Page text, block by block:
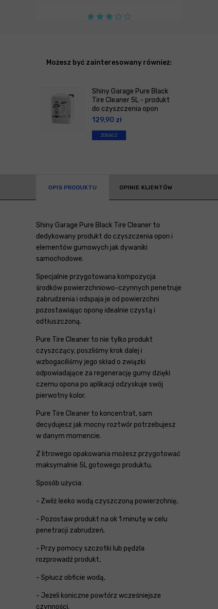
Możesz być zainteresowany również:
Shiny Garage Pure Black
Tire Cleaner 5L - produkt
do czyszczenia opon
129,90 zł
ZOBACZ
OPIS PRODUKTU OPINIE KLIENTÓW
Shiny Garage Pure Black Tire Cleaner to
dedykowany produkt do czyszczenia opon i
elementów gumowych jak dywaniki
samochodowe.
Specjalnie przygotowana kompozycja
środków powierzchniowo-czynnych penetruje
zabrudzenia i odspaja je od powierzchni
pozostawiając oponę idealnie czystą i
odtłuszczoną.
Pure Tire Cleaner to nie tylko produkt
czyszczący, poszliśmy krok dalej i
wzbogaciliśmy jego skład o związki
odpowiadające za regenerację gumy dzięki
czemu opona po aplikacji odzyskuje swój
pierwotny kolor.
Pure Tire Cleaner to koncentrat, sam
decydujesz jak mocny roztwór potrzebujesz
w danym momencie.
Z litrowego opakowania możesz przygotować
maksymalnie 5L gotowego produktu.
Sposób użycia:
- Zwilż leeko wodą czyszczoną powierzchnię,
- Pozostaw produkt na ok 1 minutę w celu
penetracji zabrudzeń,
- Przy pomocy szczotki lub pędzla
rozprowadź produkt,
- Spłucz obficie wodą,
- Jeżeli koniczne powtórz wcześniejsze
czynności.